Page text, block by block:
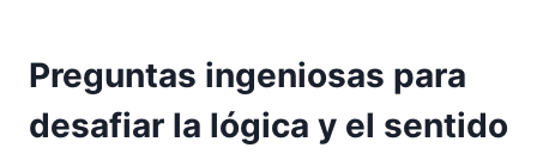
Preguntas ingeniosas para
desafiar la lógica y el sentido